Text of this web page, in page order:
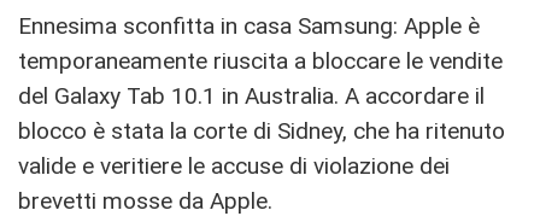
Ennesima sconfitta in casa Samsung: Apple è
temporaneamente riuscita a bloccare le vendite
del Galaxy Tab 10.1 in Australia. A accordare il
blocco è stata la corte di Sidney, che ha ritenuto
valide e veritiere le accuse di violazione dei
brevetti mosse da Apple.